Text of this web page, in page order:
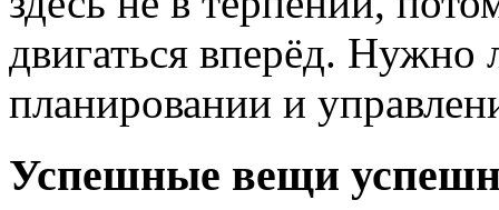
двигаться вперёд.
планировании и
Успешные вещи